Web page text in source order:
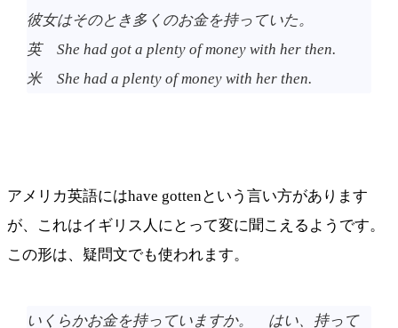
彼女はそのとき多くのお金を持っていた。
英 She had got a plenty of money with her then.
米 She had a plenty of money with her then.
アメリカ英語にはhave gottenという言い方があります
が、これはイギリス人にとって変に聞こえるようです。
この形は、疑問文でも使われます。
いくらかお金を持っていますか。 はい、持って